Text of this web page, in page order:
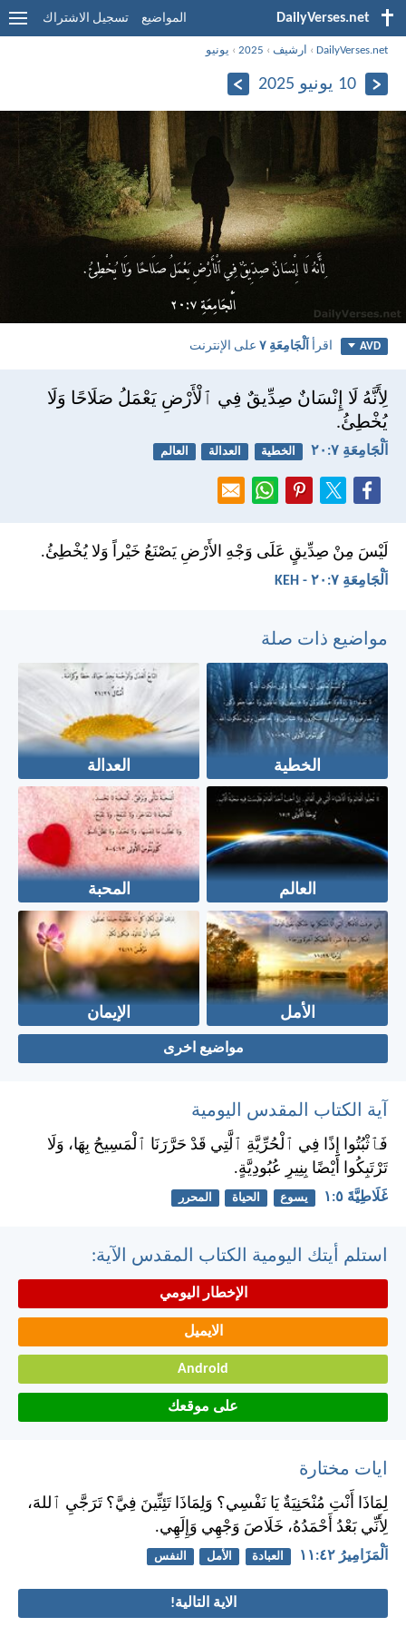
DailyVerses.net المواضيع تسجيل الاشتراك
DailyVerses.net
› ارشيف ›
2025
› يونيو
10 يونيو 2025
AVD اقرأ اَلْجَامِعَةِ ٧ على الإنترنت
لِأَنَّهُ لَا إِنْسَانٌ صِدِّيقٌ فِي ٱلْأَرْضِ يَعْمَلُ صَلَاحًا وَلَا
يُخْطِئُ.
اَلْجَامِعَةِ ٧:‏٢٠ الخطية العدالة العالم
لَيْسَ مِنْ صِدِّيقٍ عَلَى وَجْهِ الأَرْضِ يَصْنَعُ خَيْراً وَلا يُخْطِئُ.
اَلْجَامِعَةِ ٧:‏٢٠ - KEH
مواضيع ذات صلة
الخطية العدالة
العالم المحبة
الأمل الإيمان
مواضيع اخرى
آية الكتاب المقدس اليومية
فَٱثْبُتُوا إِذًا فِي ٱلْحُرِّيَّةِ ٱلَّتِي قَدْ حَرَّرَنَا ٱلْمَسِيحُ بِهَا، وَلَا
تَرْتَبِكُوا أَيْضًا بِنِيرِ عُبُودِيَّةٍ.
غَلَاطِيَّةَ ٥:‏١ يسوع الحياة المحرر
استلم أيتك اليومية الكتاب المقدس الآية:
الإخطار اليومي
الايميل
Android
على موقعك
ايات مختارة
لِمَاذَا أَنْتِ مُنْحَنِيَةٌ يَا نَفْسِي؟ وَلِمَاذَا تَئِنِّينَ فِيَّ؟ تَرَجَّيِ ٱللهَ،
لِأَنِّي بَعْدُ أَحْمَدُهُ، خَلَاصَ وَجْهِي وَإِلَهِي.
اَلْمَزَامِيرُ ٤٢:‏١١ العبادة الأمل النفس
الاية التالية!